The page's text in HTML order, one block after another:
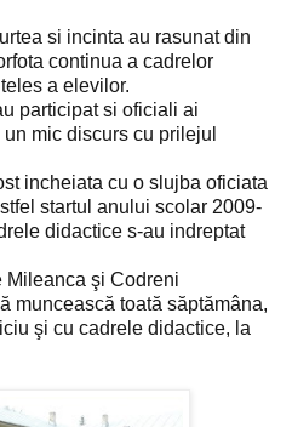
si incinta au rasunat din
continua a cadrelor
a elevilor.
participat si oficiali ai
mic discurs cu prilejul
incheiata cu o slujba oficiata
startul anului scolar 2009-
didactice s-au indreptat
Mileanca şi Codreni
muncească toată săptămâna,
şi cu cadrele didactice, la